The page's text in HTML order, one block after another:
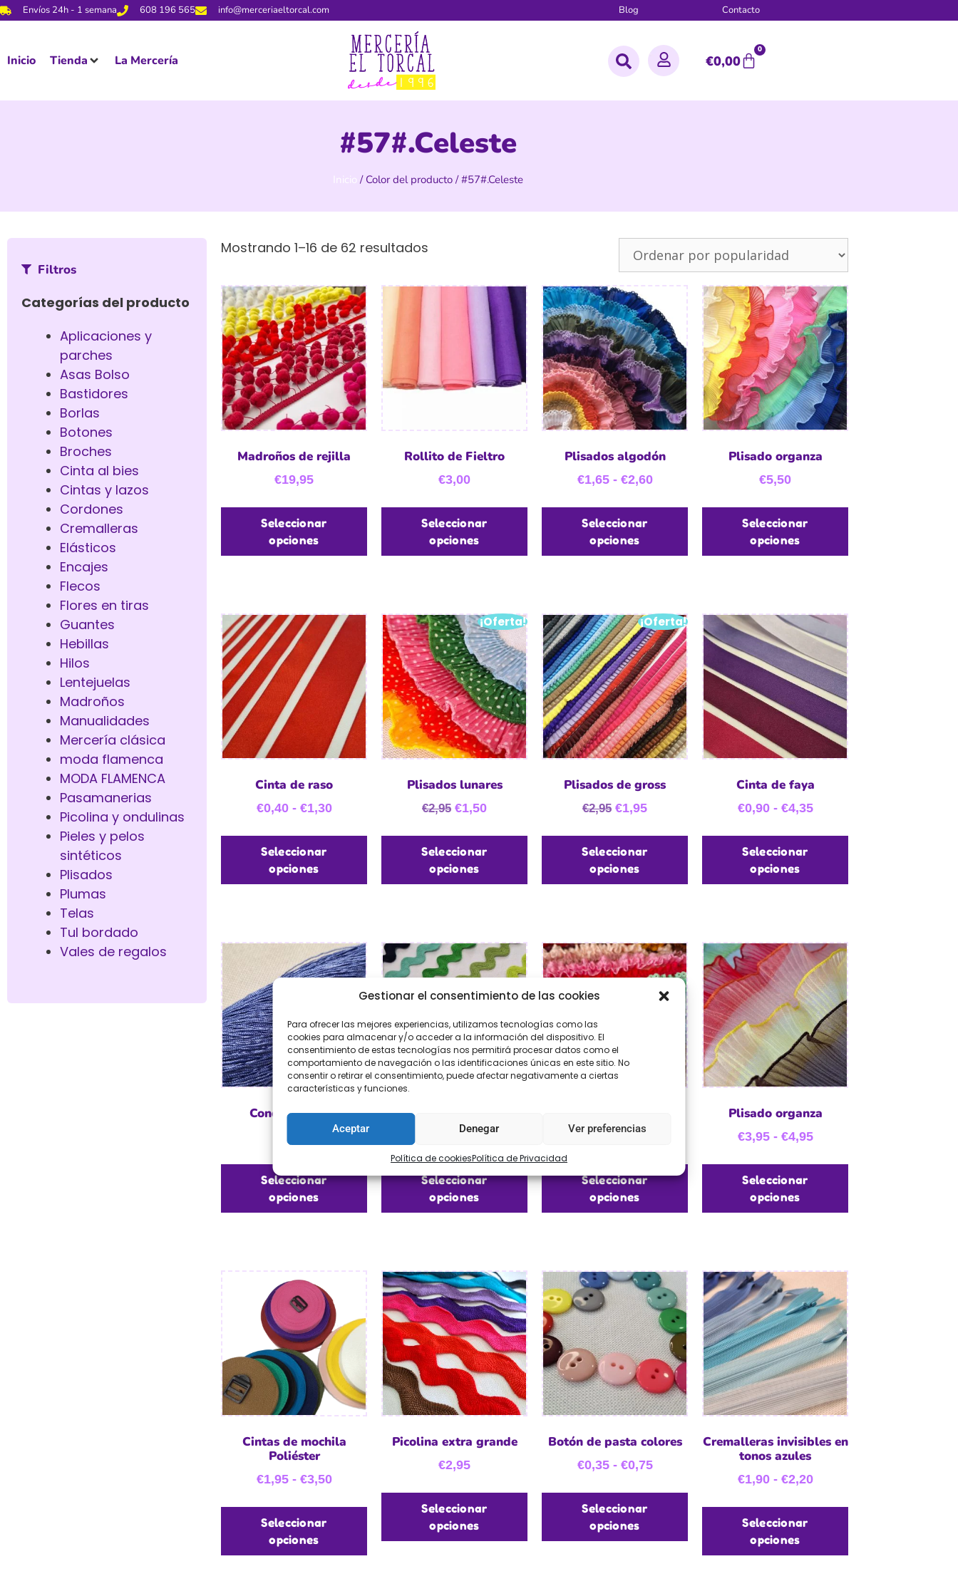
Gestionar el consentimiento de las cookies
Para ofrecer las mejores experiencias, utilizamos tecnologías como las
cookies para almacenar y/o acceder a la información del dispositivo. El
consentimiento de estas tecnologías nos permitirá procesar datos como el
comportamiento de navegación o las identificaciones únicas en este sitio. No
consentir o retirar el consentimiento, puede afectar negativamente a ciertas
características y funciones.
Aceptar Denegar Ver preferencias
Política de cookiesPolítica de Privacidad
Envíos 24h - 1 semana 608 196 565 info@merceriaeltorcal.com Blog Contacto
Inicio Tienda La Mercería €0,00
0
#57#.Celeste
Inicio / Color del producto / #57#.Celeste
Filtros
Categorías del producto
Aplicaciones y
parches
Asas Bolso
Bastidores
Borlas
Botones
Broches
Cinta al bies
Cintas y lazos
Cordones
Cremalleras
Elásticos
Encajes
Flecos
Flores en tiras
Guantes
Hebillas
Hilos
Lentejuelas
Madroños
Manualidades
Mercería clásica
moda flamenca
MODA FLAMENCA
Pasamanerias
Picolina y ondulinas
Pieles y pelos
sintéticos
Plisados
Plumas
Telas
Tul bordado
Vales de regalos
Mostrando 1–16 de 62 resultados
Madroños de rejilla
€19,95
Seleccionar
opciones
Rollito de Fieltro
€3,00
Seleccionar
opciones
Plisados algodón
€1,65 - €2,60
Seleccionar
opciones
Plisado organza
€5,50
Seleccionar
opciones
Cinta de raso
€0,40 - €1,30
Seleccionar
opciones
¡Oferta!
Plisados lunares
€2,95 €1,50
Seleccionar
opciones
¡Oferta!
Plisados de gross
€2,95 €1,95
Seleccionar
opciones
Cinta de faya
€0,90 - €4,35
Seleccionar
opciones
Cono Hilo Seda
Seleccionar
opciones
Piquillo extra grande
2,95
Seleccionar
opciones
€ 2,95 - €4,95
Seleccionar
opciones
Plisado organza
€3,95 - €4,95
Seleccionar
opciones
Cintas de mochila
Poliéster
€1,95 - €3,50
Seleccionar
opciones
Picolina extra grande
€2,95
Seleccionar
opciones
Botón de pasta colores
€0,35 - €0,75
Seleccionar
opciones
Cremalleras invisibles en
tonos azules
€1,90 - €2,20
Seleccionar
opciones